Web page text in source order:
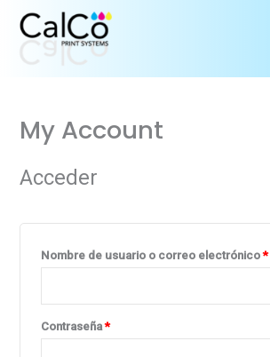
My Account
Acceder
Nombre de usuario o correo electrónico*
Contraseña*